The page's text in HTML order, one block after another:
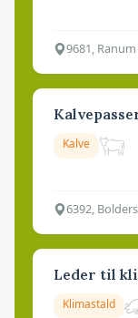
9681, Ranum
Kalve
6392,
Leder til
Klimastald